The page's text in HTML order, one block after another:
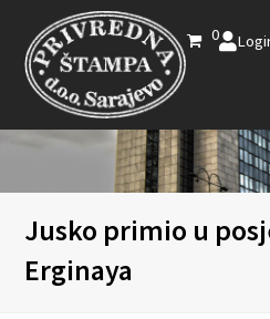
0
Jusko primio u
Erginaya